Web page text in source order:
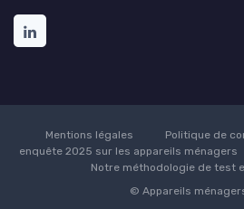
Mentions légales Politique de
enquête 2025 sur les appareils ménagers
Notre méthodologie de test
© Appareils